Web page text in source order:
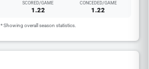
SCORED/GAME
1.22
CONCEDED/GAME
1.22
* Showing overall season statistics.